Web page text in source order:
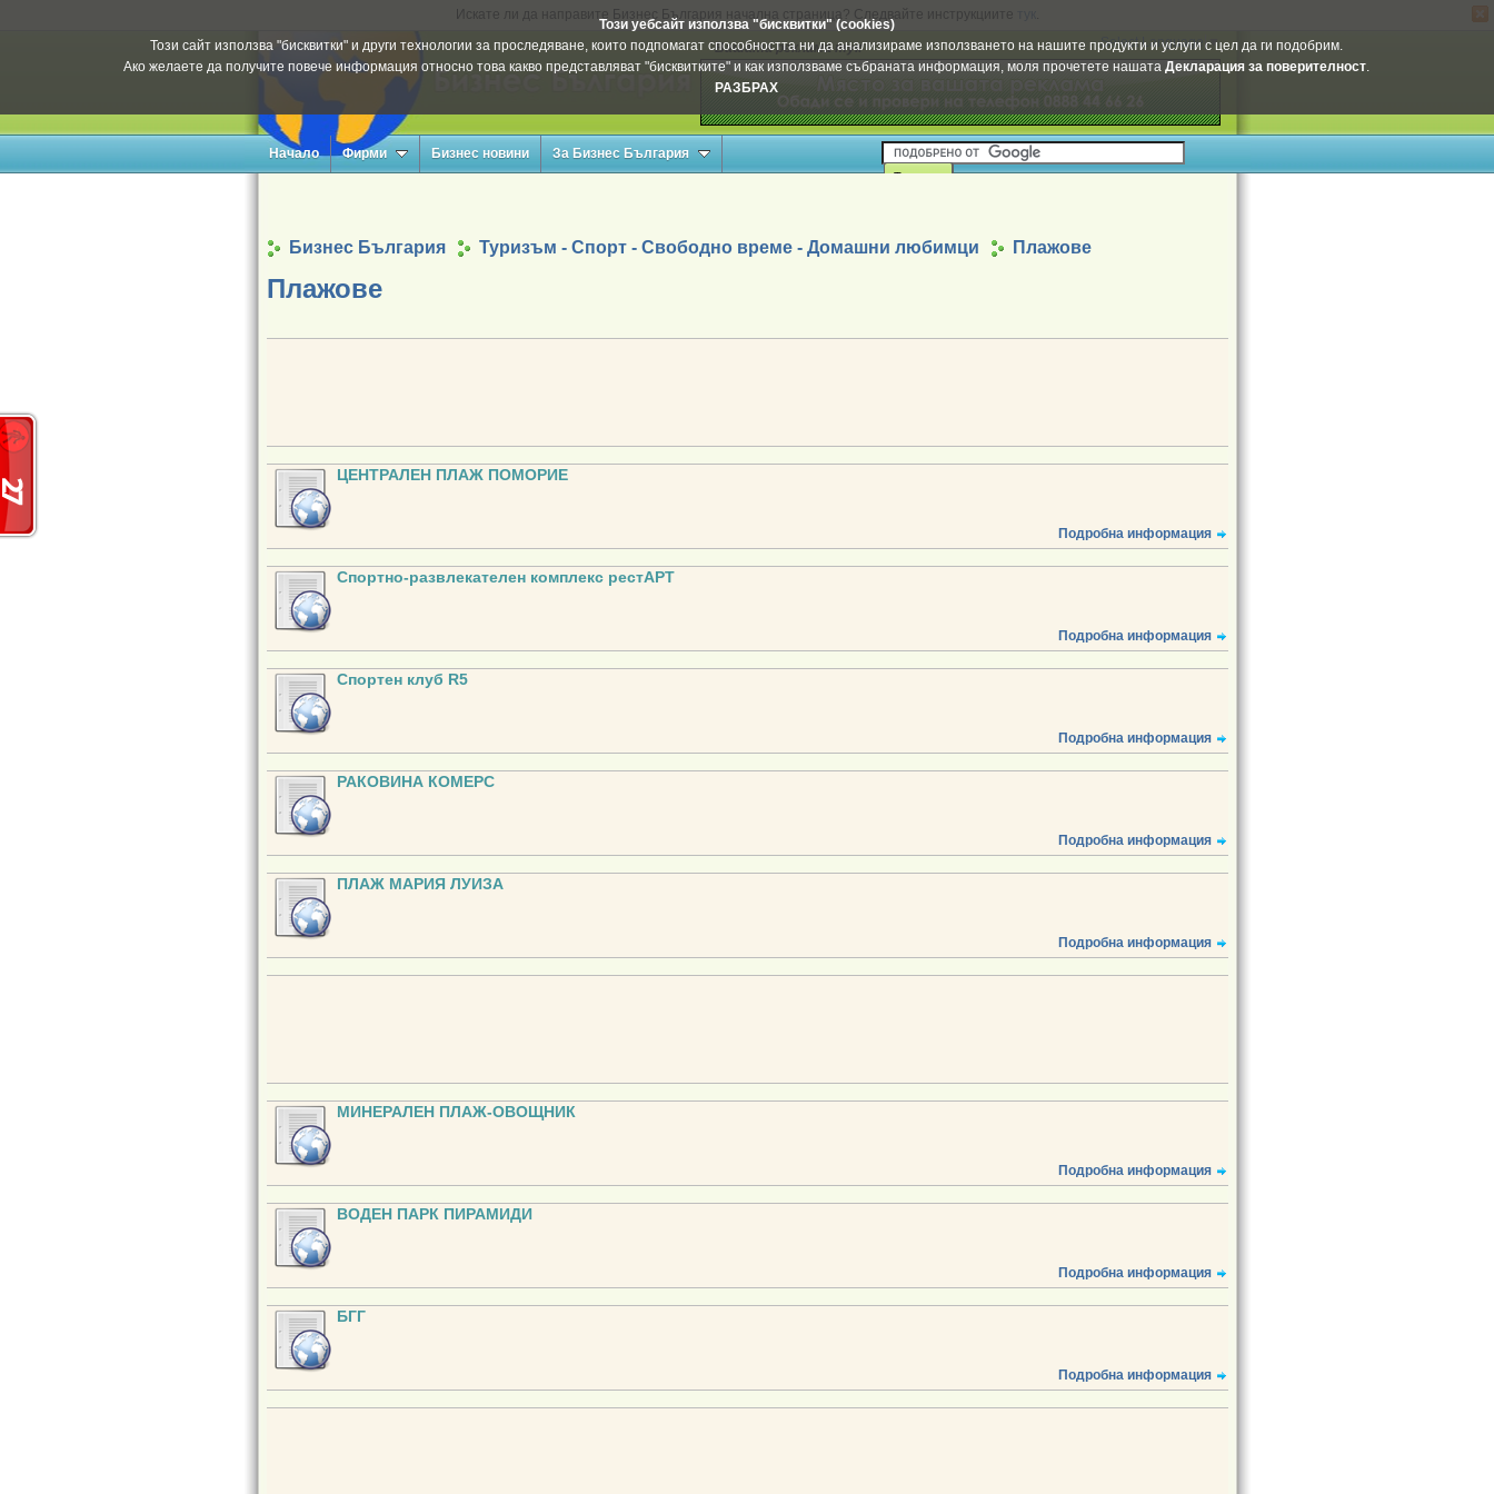
Искате ли да направите Бизнес България начална страница? Следвайте инструкциите
Този уебсайт използва "бисквитки" (cookies)
Този сайт използва "бисквитки" и други технологии за проследяване, които подпомагат способността ни да анализираме използването на нашите продукти и услуги с цел да ги подобрим.
Ако желаете да получите повече информация относно това какво представляват "бисквитките" и как използваме събраната информация, моля прочетете нашатаДекларация за поверителност.
РАЗБРАХ
Select Language ▼
Вашата реклама тук
Начало Фирми Бизнес новини За Бизнес България
Бизнес България Туризъм - Спорт - Свободно време - Домашни любимци Плажове
Плажове
ЦЕНТРАЛЕН ПЛАЖ ПОМОРИЕ
Подробна информация
Спортно-развлекателен комплекс рестАРТ
Подробна информация
Спортен клуб R5
Подробна информация
РАКОВИНА КОМЕРС
Подробна информация
ПЛАЖ МАРИЯ ЛУИЗА
Подробна информация
МИНЕРАЛЕН ПЛАЖ-ОВОЩНИК
Подробна информация
ВОДЕН ПАРК ПИРАМИДИ
Подробна информация
БГГ
Подробна информация